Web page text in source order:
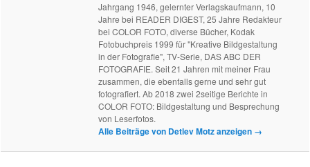
Jahrgang 1946, gelernter Verlagskaufmann, 10
Jahre bei READER DIGEST, 25 Jahre Redakteur
bei COLOR FOTO, diverse Bücher, Kodak
Fotobuchpreis 1999 für "Kreative Bildgestaltung
in der Fotografie", TV-Serie, DAS ABC DER
FOTOGRAFIE. Seit 21 Jahren mit meiner Frau
zusammen, die ebenfalls gerne und sehr gut
fotografiert. Ab 2018 zwei 2seitige Berichte in
COLOR FOTO: Bildgestaltung und Besprechung
von Leserfotos.
Alle Beiträge von Detlev Motz anzeigen →